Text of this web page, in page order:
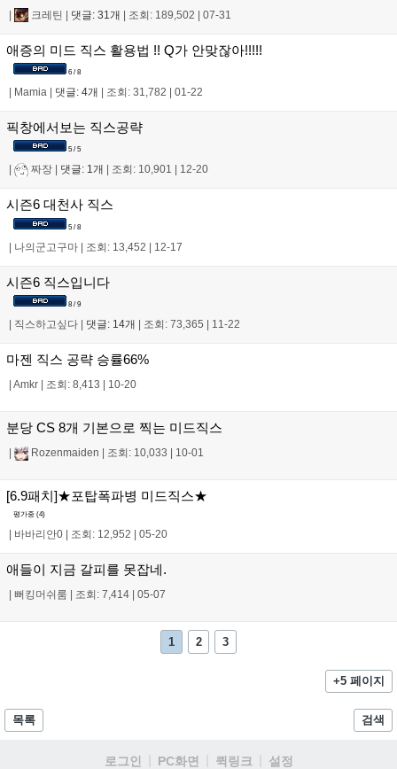
| 크레틴 | 댓글: 31개 | 조회: 189,502 | 07-31
애증의 미드 직스 활용법 !! Q가 안맞잖아!!!!!
6 / 8
Mamia 댓글: 4개 조회: 31,782 01-22
픽창에서보는 직스공략
5 / 5
짜장 댓글: 1개 조회: 10,901 12-20
시즌6 대천사 직스
5 / 8
| 나의군고구마 | 조회: 13,452 | 12-17
시즌6 직스입니다
8 / 9
직스하고싶다 댓글: 14개 조회: 73,365 11-22
마젠 직스 공략 승률66%
Amkr 조회: 8,413 10-20
분당 CS 8개 기본으로 찍는 미드직스
Rozenmaiden 조회: 10,033 10-01
[6.9패치]★포탑폭파병 미드직스★
평가중 (4)
바바리안0 조회: 12,952 05-20
애들이 지금 갈피를 못잡네.
뻐킹머쉬룸 조회: 7,414 05-07
1 2 3
+5 페이지
목록 검색
로그인 PC화면 퀵링크 설정